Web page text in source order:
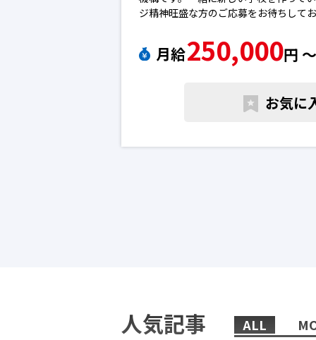
ジ精神旺盛な方のご応募をお待ちして
月給250,000円
お気に
人気記事 ALL